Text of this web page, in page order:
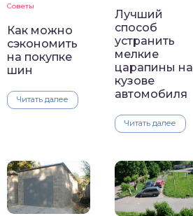
Советы
Как можно
сэкономить
на покупке
шин
Читать далее
Лучший
способ
устранить
мелкие
царапины на
кузове
автомобиля
Читать далее